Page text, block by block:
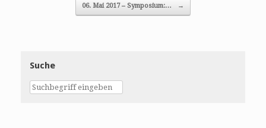
06. Mai 2017 – Symposium:… →
Suche